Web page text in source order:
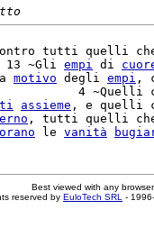
tutti quelli
~Gli empi di
motivo degli empi ,
4 ~Quelli
assieme , e quelli
, tutti quelli
le vanità
Best viewed with any
reserved by EuloTech SRL -